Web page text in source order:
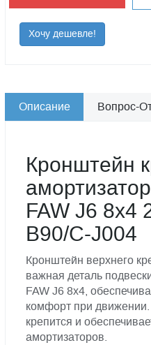
Хочу дешевле!
Описание Вопрос-
Кронштейн
FAW J6 8x4
B90/C-J004
Кронштейн верхнего
важная деталь
FAW J6 8x4,
комфорт при
крепится и
амортизаторов.